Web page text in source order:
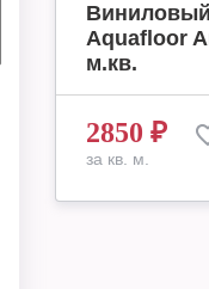
Aquafloor
м.кв.
2850 ₽
за кв. м.